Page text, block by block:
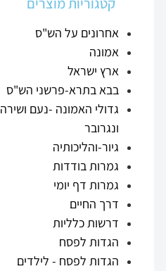
אחרונים על הש"ס
אמונה
ארץ ישראל
בבא בתרא-פרשני הש"ס
גדולי האמונה -נעם ושירה
ונגרובר
גיור-והליכותיה
גמרות בודדות
גמרות דף יומי
דרך החיים
דרשות כלליות
הגדות לפסח
הגדות לפסח - לילדים